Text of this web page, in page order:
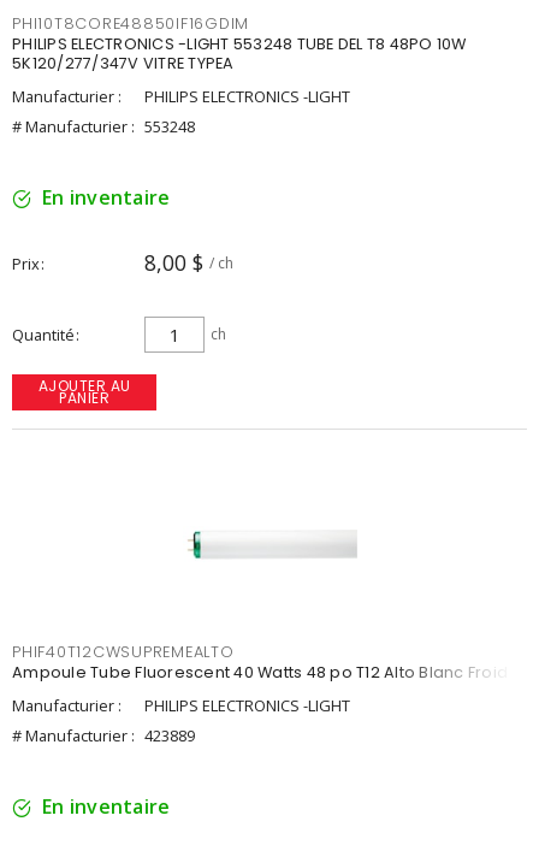
PHI10T8CORE48850IF16GDIM
PHILIPS ELECTRONICS -LIGHT 553248 TUBE DEL T8 48PO 10W
5K120/277/347V VITRE TYPEA
Manufacturier :
PHILIPS ELECTRONICS -LIGHT
# Manufacturier : 553248
En inventaire
Prix 8,00 $ / ch
Quantité ch
AJOUTER AU
PANIER
PHIF40T12CWSUPREMEALTO
Ampoule Tube Fluorescent 40 Watts 48 po T12 Alto Blanc Froid
Manufacturier :
PHILIPS ELECTRONICS -LIGHT
# Manufacturier : 423889
En inventaire